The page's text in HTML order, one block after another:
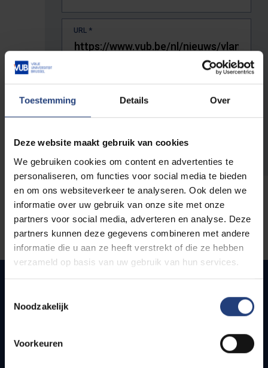
Toestemming Details Over
Deze website maakt gebruik van cookies
We gebruiken cookies om content en advertenties te
personaliseren, om functies voor social media te bieden
en om ons websiteverkeer te analyseren. Ook delen we
informatie over uw gebruik van onze site met onze
partners voor social media, adverteren en analyse. Deze
partners kunnen deze gegevens combineren met andere
informatie die u aan ze heeft verstrekt of die ze hebben
verzameld op basis van uw gebruik van hun services.
Noodzakelijk
Voorkeuren
URL *
De volledige URL van de pagina waar je de fout zag.
Snel naar